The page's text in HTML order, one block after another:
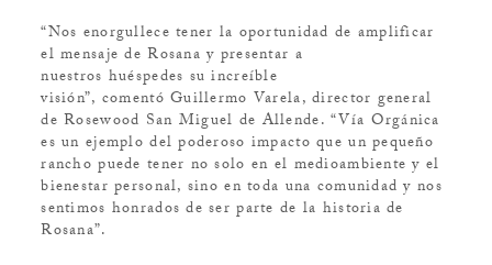
“Nos enorgullece tener la oportunidad de amplificar
el mensaje de Rosana y presentar a
nuestros huéspedes su increíble
visión”, comentó Guillermo Varela, director general
de Rosewood San Miguel de Allende. “Vía Orgánica
es un ejemplo del poderoso impacto que un pequeño
rancho puede tener no solo en el medioambiente y el
bienestar personal, sino en toda una comunidad y nos
sentimos honrados de ser parte de la historia de
Rosana”.